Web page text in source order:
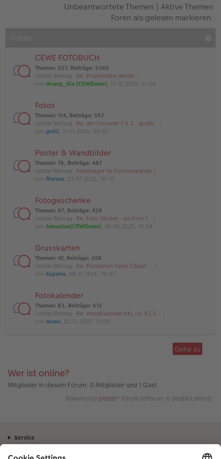
Unbeantwortete Themen | Aktive Themen
Foren als gelesen markieren
CEWE FOTOBUCH
Themen: 527, Beiträge: 5365
Letzter Beitrag: Re: Projektdatei defekt
von Hoang_Gia (CEWEianer), 12.10.2025, 11:04
Fotos
Themen: 114, Beiträge: 557
Letzter Beitrag: Re: dm-Fotowelt 7.4.3 - große…
von goll2, 21.11.2024, 09:03
Poster & Wandbilder
Themen: 76, Beiträge: 487
Letzter Beitrag: Klebenagel für Fotoleinwände
von Maresa, 03.07.2025, 16:10
Fotogeschenke
Themen: 87, Beiträge: 426
Letzter Beitrag: Re: Foto-Sticker - ein Foto f…
von Sebastian(CEWEianer), 26.08.2025, 16:04
Grusskarten
Themen: 47, Beiträge: 208
Letzter Beitrag: Re: Postkarten Farbe Clipart …
von Xxpetra, 08.11.2024, 19:07
Fotokalender
Themen: 83, Beiträge: 612
Letzter Beitrag: Re: Wandkalender XXL ca. 62,5…
von wowo, 03.12.2025, 13:09
Gehe zu
Wer ist online?
Mitglieder in diesem Forum: 0 Mitglieder und 1 Gast
Powered by phpBB® Forum Software © phpBB Limited
Service